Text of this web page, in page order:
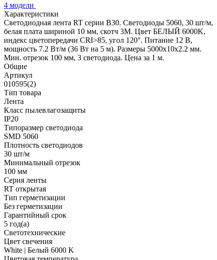
4 модели
Характеристики
Светодиодная лента RT серии B30. Светодиоды 5060, 30 шт/м,
белая плата шириной 10 мм, скотч 3M. Цвет БЕЛЫЙ 6000K,
индекс цветопередачи CRI>85, угол 120°. Питание 12 В,
мощность 7.2 Вт/м (36 Вт на 5 м). Размеры 5000x10x2.2 мм.
Мин. отрезок 100 мм, 3 светодиода. Цена за 1 м.
Общие
Артикул
010595(2)
Тип товара
Лента
Класс пылевлагозащиты
IP20
Типоразмер светодиода
SMD 5060
Плотность светодиодов
30 шт/м
Минимальный отрезок
100 мм
Серия ленты
RT открытая
Тип герметизации
Без герметизации
Гарантийный срок
5 год(а)
Светотехнические
Цвет свечения
White | Белый 6000 K